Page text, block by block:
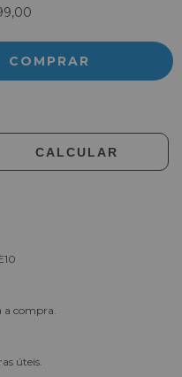
CALCULAR
a compra.
úteis.